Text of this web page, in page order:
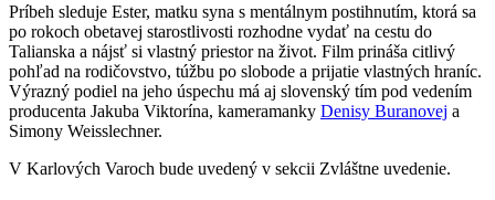
Príbeh sleduje Ester, matku syna s mentálnym postihnutím, ktorá sa
po rokoch obetavej starostlivosti rozhodne vydať na cestu do
Talianska a nájsť si vlastný priestor na život. Film prináša citlivý
pohľad na rodičovstvo, túžbu po slobode a prijatie vlastných hraníc.
Výrazný podiel na jeho úspechu má aj slovenský tím pod vedením
producenta Jakuba Viktorína, kameramanky Denisy Buranovej a
Simony Weisslechner.
V Karlových Varoch bude uvedený v sekcii Zvláštne uvedenie.